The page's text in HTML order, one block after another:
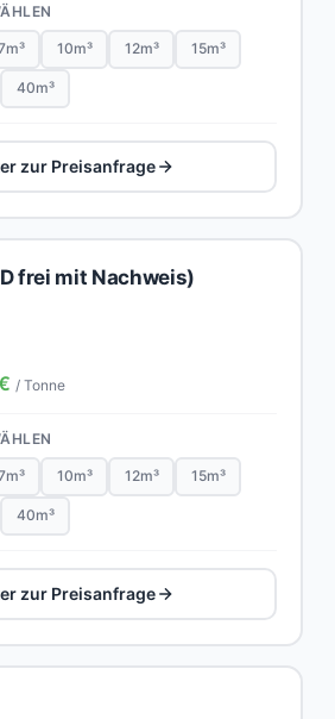
10m³ 12m³ 15m³
40m³
zur Preisanfrage
frei mit Nachweis)
/ Tonne
10m³ 12m³ 15m³
40m³
zur Preisanfrage